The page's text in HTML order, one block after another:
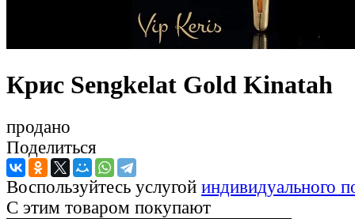
Крис Sengkelat Gold Kinatah
продано
Поделиться
Воспользуйтесь услугой индивидуального
С этим товаром покупают